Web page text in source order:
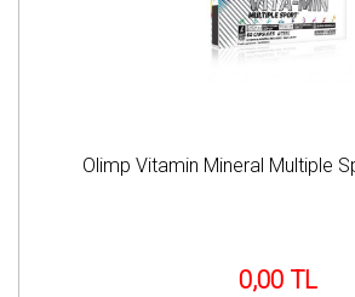
Olimp Vitamin Mineral Multiple
0,00 TL